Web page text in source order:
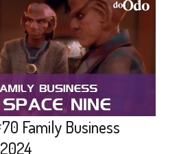
Family Business